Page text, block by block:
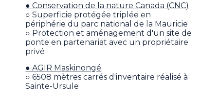
● Conservation de la nature Canada (CNC)
○ Superficie protégée triplée en
périphérie du parc national de la Mauricie
○ Protection et aménagement d'un site de
ponte en partenariat avec un propriétaire
privé
● AGIR Maskinongé
○ 6508 mètres carrés d'inventaire réalisé à
Sainte-Ursule